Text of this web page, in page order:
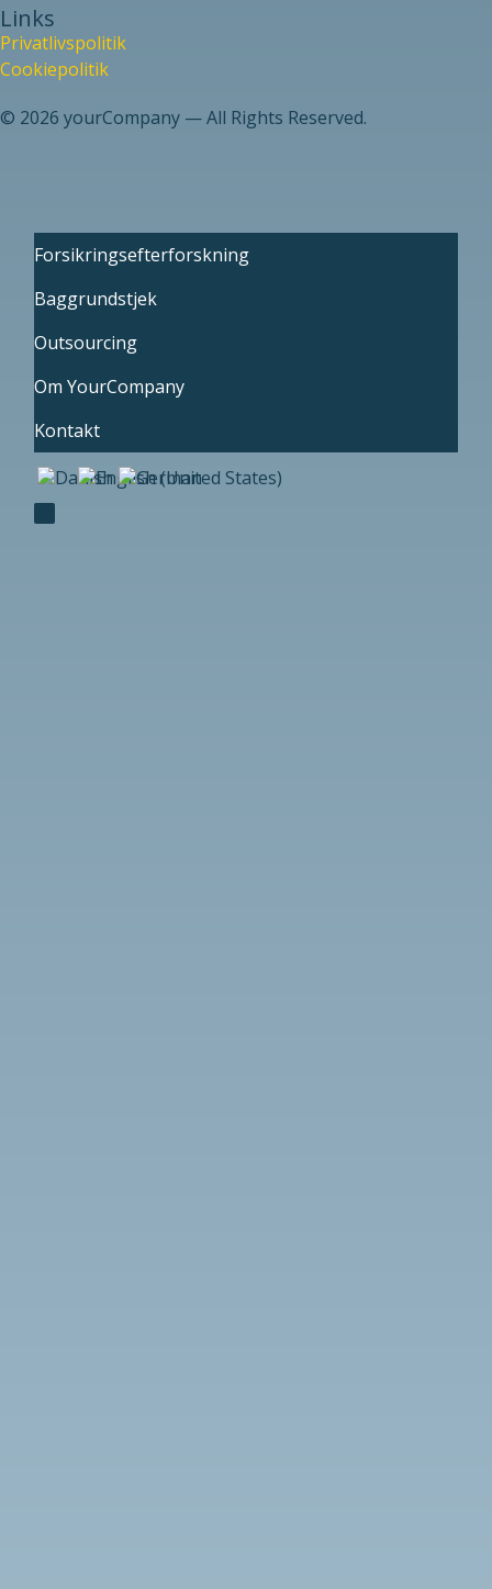
Links
Privatlivspolitik
Cookiepolitik
© 2026 yourCompany — All Rights Reserved.
Forsikringsefterforskning
Baggrundstjek
Outsourcing
Om YourCompany
Kontakt